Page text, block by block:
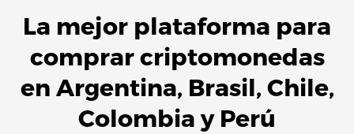
La mejor plataforma para
comprar criptomonedas
en Argentina, Brasil, Chile,
Colombiay Perú